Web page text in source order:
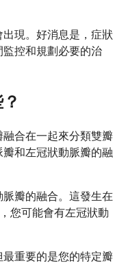
現。好消息是，症狀
控和規劃必要的治
合在一起來分類雙瓣
和左冠狀動脈瓣的融
瓣的融合。這發生在
您可能會有左冠狀動
重要的是您的特定瓣